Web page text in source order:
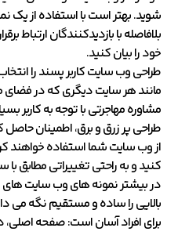
شوید. بهتر است با استفاده از یک
بلافاصله با بازدیدکنندگان ارتباط
خود را بیان کنید.
طراحی وب سایت کاربر پسند را
مانند هر سایت دیگری که در
مشاوره مهاجرتی با توجه به کاربر
طراحی پر زرق و برق، اطمینان
از وب سایت شما استفاده خواهند
کنید و به راحتی تغییراتی مطابق
در بیشتر نمونه های وب سایت های
بالایی را ساده و مستقیم نگه می
برای افراد آسان است: صفحه اصلی،